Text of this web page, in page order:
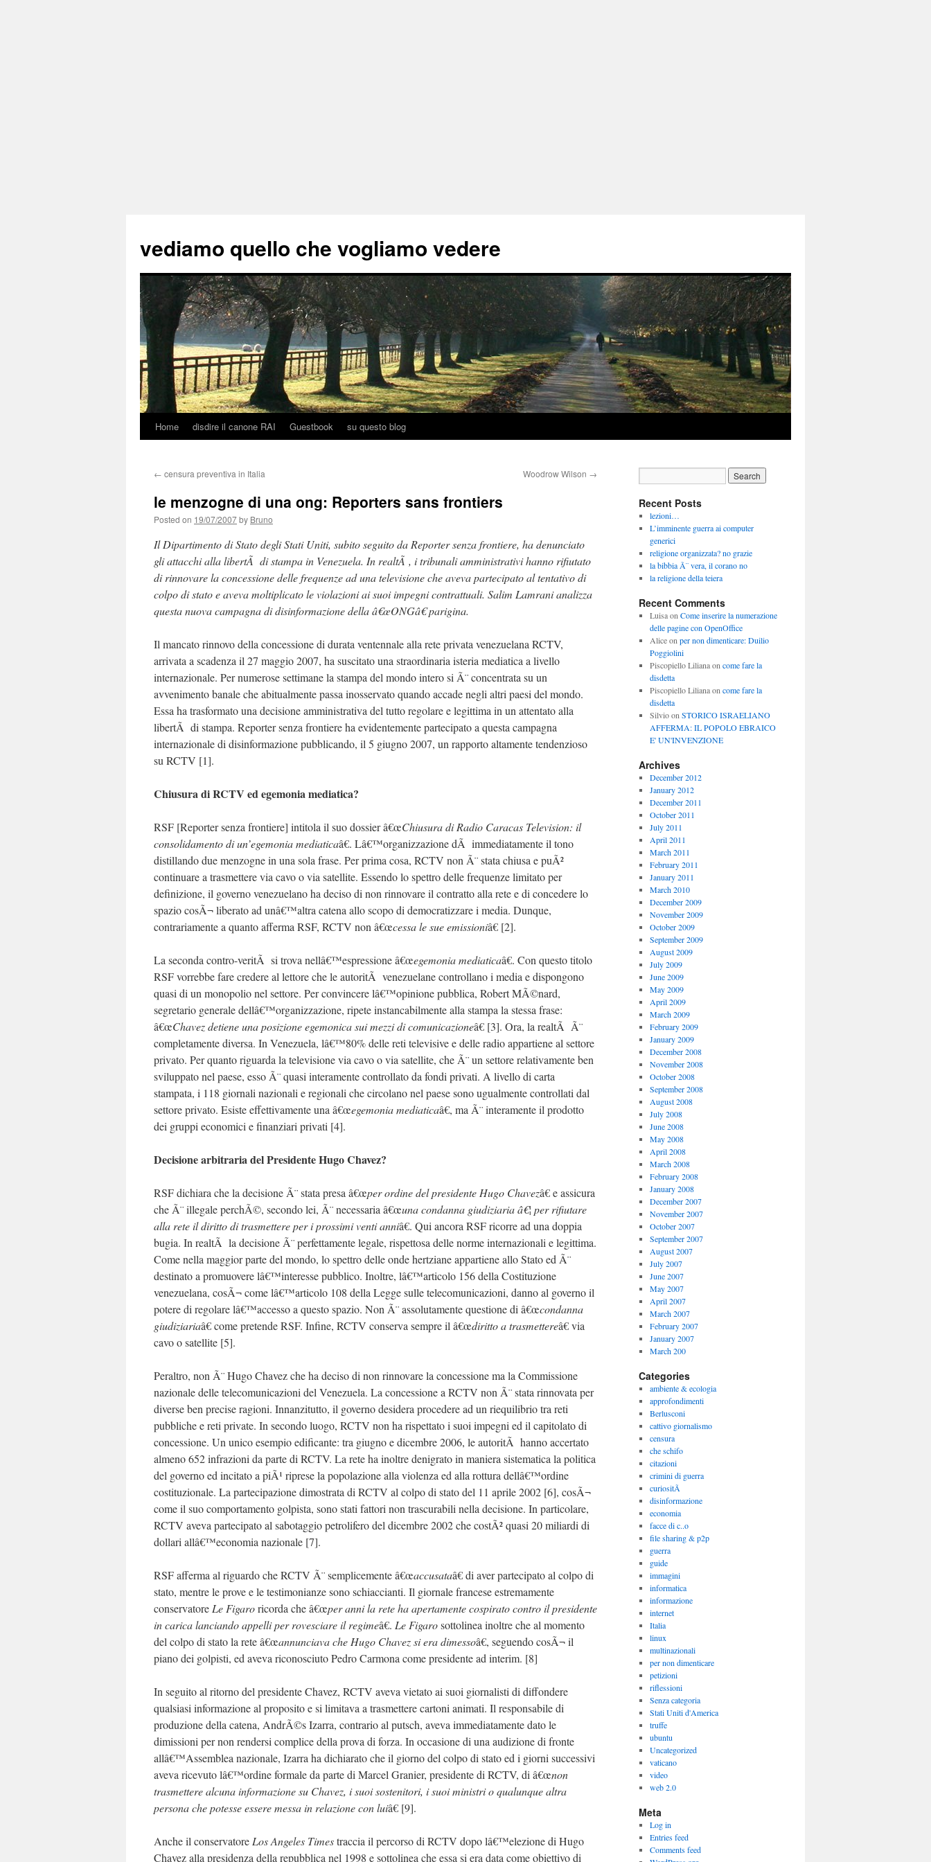
vediamo quello che vogliamo vedere
Skip
content
Home disdire il canone RAI Guestbook su questo blog
← censura preventiva in Italia Woodrow Wilson →
le menzogne di una ong: Reporters sans frontiers
Posted on 19/07/2007by Bruno
Il Dipartimento di Stato degli Stati Uniti, subito seguito da Reporter senza frontiere, ha denunciato
gli attacchi alla libertÃ di stampa in Venezuela. In realtÃ , i tribunali amministrativi hanno rifiutato
di rinnovare la concessione delle frequenze ad una televisione che aveva partecipato al tentativo di
colpo di stato e aveva moltiplicato le violazioni ai suoi impegni contrattuali. Salim Lamrani analizza
questa nuova campagna di disinformazione della â€œONGâ€ parigina.
Il mancato rinnovo della concessione di durata ventennale alla rete privata venezuelana RCTV,
arrivata a scadenza il 27 maggio 2007, ha suscitato una straordinaria isteria mediatica a livello
internazionale. Per numerose settimane la stampa del mondo intero si Ã¨ concentrata su un
avvenimento banale che abitualmente passa inosservato quando accade negli altri paesi del mondo.
Essa ha trasformato una decisione amministrativa del tutto regolare e legittima in un attentato alla
libertÃ di stampa. Reporter senza frontiere ha evidentemente partecipato a questa campagna
internazionale di disinformazione pubblicando, il 5 giugno 2007, un rapporto altamente tendenzioso
su RCTV [1].
Chiusura di RCTV ed egemonia mediatica?
RSF [Reporter senza frontiere] intitola il suo dossier â€œChiusura di Radio Caracas Television: il
consolidamento di un’egemonia mediaticaâ€. Lâ€™organizzazione dÃ immediatamente il tono
distillando due menzogne in una sola frase. Per prima cosa, RCTV non Ã¨ stata chiusa e puÃ²
continuare a trasmettere via cavo o via satellite. Essendo lo spettro delle frequenze limitato per
definizione, il governo venezuelano ha deciso di non rinnovare il contratto alla rete e di concedere lo
spazio cosÃ¬ liberato ad unâ€™altra catena allo scopo di democratizzare i media. Dunque,
contrariamente a quanto afferma RSF, RCTV non â€œcessa le sue emissioniâ€ [2].
La seconda contro-veritÃ si trova nellâ€™espressione â€œegemonia mediaticaâ€. Con questo titolo
RSF vorrebbe fare credere al lettore che le autoritÃ venezuelane controllano i media e dispongono
quasi di un monopolio nel settore. Per convincere lâ€™opinione pubblica, Robert MÃ©nard,
segretario generale dellâ€™organizzazione, ripete instancabilmente alla stampa la stessa frase:
â€œChavez detiene una posizione egemonica sui mezzi di comunicazioneâ€ [3]. Ora, la realtÃ Ã¨
completamente diversa. In Venezuela, lâ€™80% delle reti televisive e delle radio appartiene al settore
privato. Per quanto riguarda la televisione via cavo o via satellite, che Ã¨ un settore relativamente ben
sviluppato nel paese, esso Ã¨ quasi interamente controllato da fondi privati. A livello di carta
stampata, i 118 giornali nazionali e regionali che circolano nel paese sono ugualmente controllati dal
settore privato. Esiste effettivamente una â€œegemonia mediaticaâ€, ma Ã¨ interamente il prodotto
dei gruppi economici e finanziari privati [4].
Decisione arbitraria del Presidente Hugo Chavez?
RSF dichiara che la decisione Ã¨ stata presa â€œper ordine del presidente Hugo Chavezâ€ e assicura
che Ã¨ illegale perchÃ©, secondo lei, Ã¨ necessaria â€œuna condanna giudiziaria â€¦ per rifiutare
alla rete il diritto di trasmettere per i prossimi venti anniâ€. Qui ancora RSF ricorre ad una doppia
bugia. In realtÃ la decisione Ã¨ perfettamente legale, rispettosa delle norme internazionali e legittima.
Come nella maggior parte del mondo, lo spettro delle onde hertziane appartiene allo Stato ed Ã¨
destinato a promuovere lâ€™interesse pubblico. Inoltre, lâ€™articolo 156 della Costituzione
venezuelana, cosÃ¬ come lâ€™articolo 108 della Legge sulle telecomunicazioni, danno al governo il
potere di regolare lâ€™accesso a questo spazio. Non Ã¨ assolutamente questione di â€œcondanna
giudiziariaâ€ come pretende RSF. Infine, RCTV conserva sempre il â€œdiritto a trasmettereâ€ via
cavo o satellite [5].
Peraltro, non Ã¨ Hugo Chavez che ha deciso di non rinnovare la concessione ma la Commissione
nazionale delle telecomunicazioni del Venezuela. La concessione a RCTV non Ã¨ stata rinnovata per
diverse ben precise ragioni. Innanzitutto, il governo desidera procedere ad un riequilibrio tra reti
pubbliche e reti private. In secondo luogo, RCTV non ha rispettato i suoi impegni ed il capitolato di
concessione. Un unico esempio edificante: tra giugno e dicembre 2006, le autoritÃ hanno accertato
almeno 652 infrazioni da parte di RCTV. La rete ha inoltre denigrato in maniera sistematica la politica
del governo ed incitato a piÃ¹ riprese la popolazione alla violenza ed alla rottura dellâ€™ordine
costituzionale. La partecipazione dimostrata di RCTV al colpo di stato del 11 aprile 2002 [6], cosÃ¬
come il suo comportamento golpista, sono stati fattori non trascurabili nella decisione. In particolare,
RCTV aveva partecipato al sabotaggio petrolifero del dicembre 2002 che costÃ² quasi 20 miliardi di
dollari allâ€™economia nazionale [7].
RSF afferma al riguardo che RCTV Ã¨ semplicemente â€œaccusataâ€ di aver partecipato al colpo di
stato, mentre le prove e le testimonianze sono schiaccianti. Il giornale francese estremamente
conservatore Le Figaroricorda che â€œper anni la rete ha apertamente cospirato contro il presidente
in carica lanciando appelli per rovesciare il regimeâ€. Le Figarosottolinea inoltre che al momento
del colpo di stato la rete â€œannunciava che Hugo Chavez si era dimessoâ€, seguendo cosÃ¬ il
piano dei golpisti, ed aveva riconosciuto Pedro Carmona come presidente ad interim. [8]
In seguito al ritorno del presidente Chavez, RCTV aveva vietato ai suoi giornalisti di diffondere
qualsiasi informazione al proposito e si limitava a trasmettere cartoni animati. Il responsabile di
produzione della catena, AndrÃ©s Izarra, contrario al putsch, aveva immediatamente dato le
dimissioni per non rendersi complice della prova di forza. In occasione di una audizione di fronte
allâ€™Assemblea nazionale, Izarra ha dichiarato che il giorno del colpo di stato ed i giorni successivi
aveva ricevuto lâ€™ordine formale da parte di Marcel Granier, presidente di RCTV, di â€œnon
trasmettere alcuna informazione su Chavez, i suoi sostenitori, i suoi ministri o qualunque altra
persona che potesse essere messa in relazione con luiâ€ [9].
Anche il conservatore Los Angeles Timestraccia il percorso di RCTV dopo lâ€™elezione di Hugo
Chavez alla presidenza della repubblica nel 1998 e sottolinea che essa si era data come obiettivo di
Recent Posts
lezioni…
L’imminente guerra ai computer
generici
religione organizzata? no grazie
la bibbia Ã¨ vera, il corano no
la religione della teiera
Recent Comments
Luisaon Come inserire la numerazione
delle pagine con OpenOffice
Aliceon per non dimenticare: Duilio
Poggiolini
Piscopiello Lilianaon come fare la
disdetta
Piscopiello Lilianaon come fare la
disdetta
Silvioon STORICO ISRAELIANO
AFFERMA: IL POPOLO EBRAICO
E' UN'INVENZIONE
Archives
December 2012
January 2012
December 2011
October 2011
July 2011
April 2011
March 2011
February 2011
January 2011
March 2010
December 2009
November 2009
October 2009
September 2009
August 2009
July 2009
June 2009
May 2009
April 2009
March 2009
February 2009
January 2009
December 2008
November 2008
October 2008
September 2008
August 2008
July 2008
June 2008
May 2008
April 2008
March 2008
February 2008
January 2008
December 2007
November 2007
October 2007
September 2007
August 2007
July 2007
June 2007
May 2007
April 2007
March 2007
February 2007
January 2007
March 200
Categories
ambiente & ecologia
approfondimenti
Berlusconi
cattivo giornalismo
censura
che schifo
citazioni
crimini di guerra
curiositÃ
disinformazione
economia
facce di c..o
file sharing & p2p
guerra
guide
immagini
informatica
informazione
internet
Italia
linux
multinazionali
per non dimenticare
petizioni
riflessioni
Senza categoria
Stati Uniti d'America
truffe
ubuntu
Uncategorized
vaticano
video
web 2.0
Meta
Log in
Entries feed
Comments feed